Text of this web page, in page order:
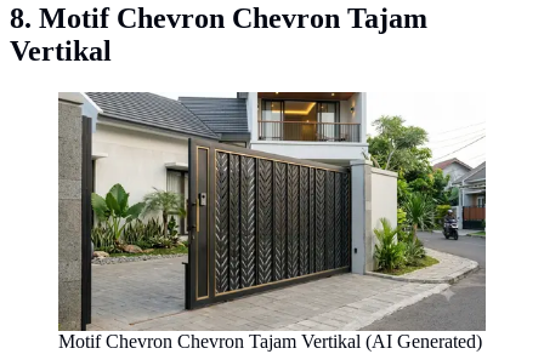
8. Motif Chevron Chevron Tajam
Vertikal
Motif Chevron Chevron Tajam Vertikal (AI Generated)